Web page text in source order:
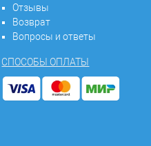
Отзывы
Возврат
Вопросы и ответы
СПОСОБЫ ОПЛАТЫ